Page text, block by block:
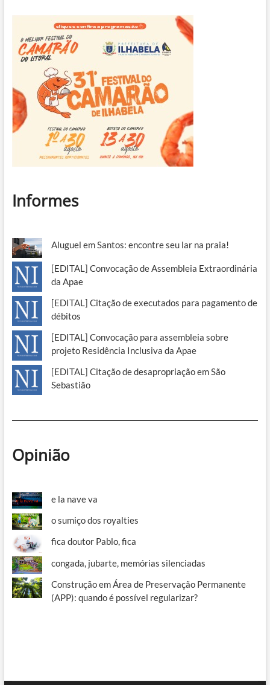
Informes
Aluguel em Santos: encontre seu lar na praia!
[EDITAL] Convocação de Assembleia Extraordinária
da Apae
[EDITAL] Citação de executados para pagamento de
débitos
[EDITAL] Convocação para assembleia sobre
projeto Residência Inclusiva da Apae
[EDITAL] Citação de desapropriação em São
Sebastião
Opinião
e la nave va
o sumiço dos royalties
fica doutor Pablo, fica
congada, jubarte, memórias silenciadas
Construção em Área de Preservação Permanente
(APP): quando é possível regularizar?